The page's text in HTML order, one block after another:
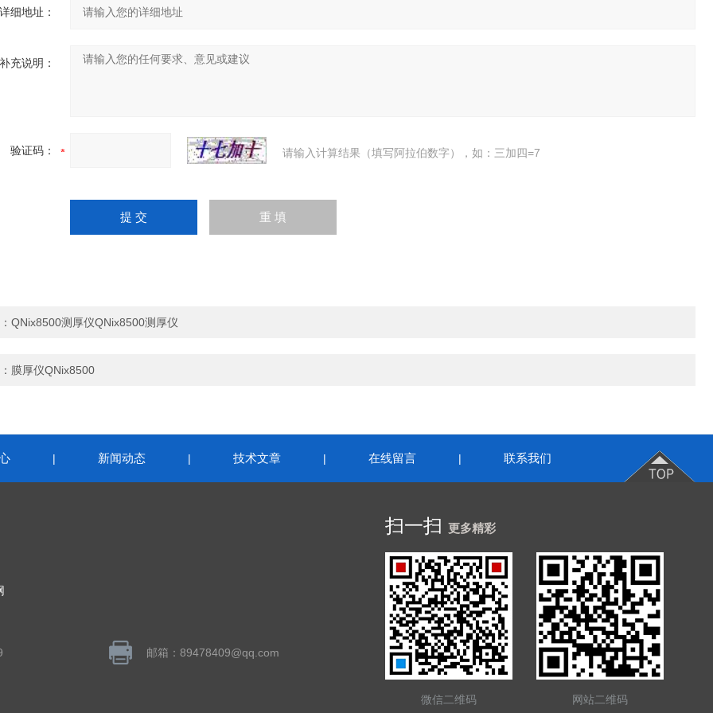
详细地址：
补充说明：
验证码： 请输入计算结果（填写阿拉伯数字），如：三加四=7
QNix8500测厚仪QNix8500测厚仪
膜厚仪QNix8500
| 新闻动态 | 技术文章 | 在线留言 | 联系我们
邮箱：89478409@qq.com
扫一扫 更多精彩
微信二维码 网站二维码